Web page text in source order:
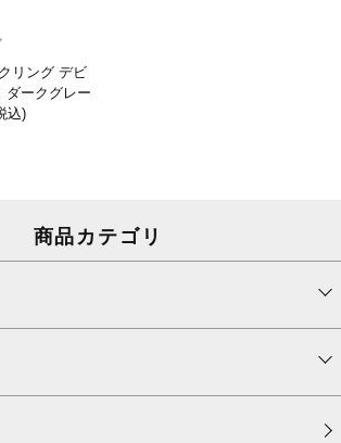
リング デビ
ダークグレー
込)
商品カテゴリ